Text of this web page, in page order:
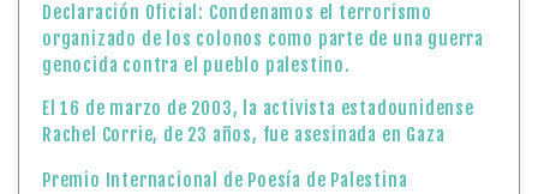
Declaración Oficial: Condenamos el terrorismo
organizado de los colonos como parte de una guerra
genocida contra el pueblo palestino.
El 16 de marzo de 2003, la activista estadounidense
Rachel Corrie, de 23 años, fue asesinada en Gaza
Premio Internacional de Poesía de Palestina